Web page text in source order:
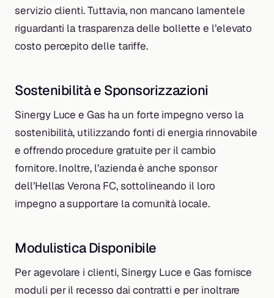
servizio clienti. Tuttavia, non mancano lamentele
riguardanti la trasparenza delle bollette e l’elevato
costo percepito delle tariffe.
Sostenibilità e Sponsorizzazioni
Sinergy Luce e Gas ha un forte impegno verso la
sostenibilità, utilizzando fonti di energia rinnovabile
e offrendo procedure gratuite per il cambio
fornitore. Inoltre, l’azienda è anche sponsor
dell’Hellas Verona FC, sottolineando il loro
impegno a supportare la comunità locale.
Modulistica Disponibile
Per agevolare i clienti, Sinergy Luce e Gas fornisce
moduli per il recesso dai contratti e per inoltrare